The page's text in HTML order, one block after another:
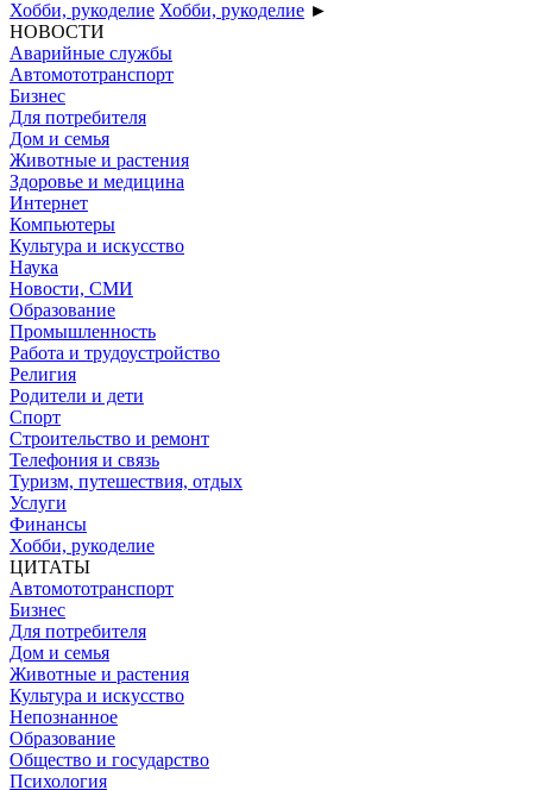
Хобби, рукоделие Хобби, рукоделие ►
НОВОСТИ
Аварийные службы
Автомототранспорт
Бизнес
Для потребителя
Дом и семья
Животные и растения
Здоровье и медицина
Интернет
Компьютеры
Культура и искусство
Наука
Новости, СМИ
Образование
Промышленность
Работа и трудоустройство
Религия
Родители и дети
Спорт
Строительство и ремонт
Телефония и связь
Туризм, путешествия, отдых
Услуги
Финансы
Хобби, рукоделие
ЦИТАТЫ
Автомототранспорт
Бизнес
Для потребителя
Дом и семья
Животные и растения
Культура и искусство
Непознанное
Образование
Общество и государство
Психология